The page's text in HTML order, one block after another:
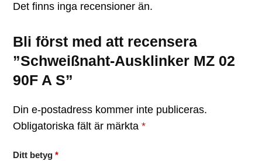
Det finns inga recensioner än.
Bli först med att recensera
”Schweißnaht-Ausklinker MZ 02
90F A S”
Din e-postadress kommer inte publiceras.
Obligatoriska fält är märkta *
Ditt betyg *